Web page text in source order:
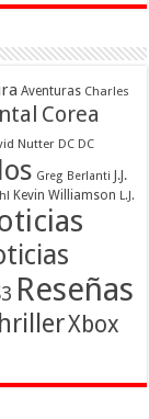
Aventuras Charles
Corea
Nutter DC DC
Greg Berlanti
J.J.
Kevin Williamson L.J.
Reseñas
Xbox